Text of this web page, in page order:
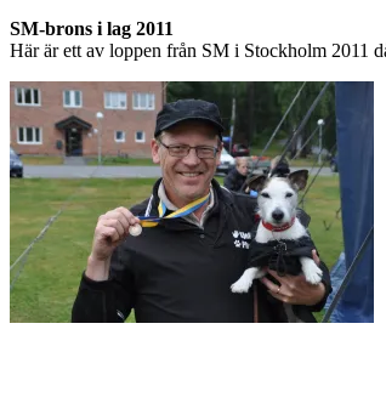
SM-brons i lag 2011
Här är ett av loppen från SM i Stockholm 2011